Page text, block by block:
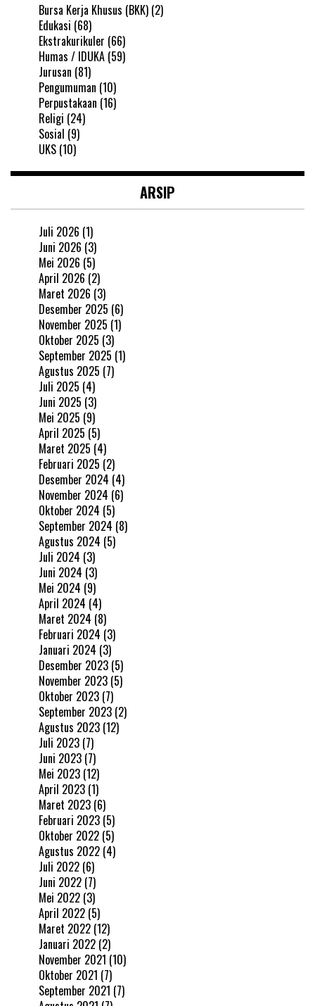
Bursa Kerja Khusus (BKK) (2)
Edukasi (68)
Ekstrakurikuler (66)
Humas / IDUKA (59)
Jurusan (81)
Pengumuman (10)
Perpustakaan (16)
Religi (24)
Sosial (9)
UKS (10)
ARSIP
Juli 2026 (1)
Juni 2026 (3)
Mei 2026 (5)
April 2026 (2)
Maret 2026 (3)
Desember 2025 (6)
November 2025 (1)
Oktober 2025 (3)
September 2025 (1)
Agustus 2025 (7)
Juli 2025 (4)
Juni 2025 (3)
Mei 2025 (9)
April 2025 (5)
Maret 2025 (4)
Februari 2025 (2)
Desember 2024 (4)
November 2024 (6)
Oktober 2024 (5)
September 2024 (8)
Agustus 2024 (5)
Juli 2024 (3)
Juni 2024 (3)
Mei 2024 (9)
April 2024 (4)
Maret 2024 (8)
Februari 2024 (3)
Januari 2024 (3)
Desember 2023 (5)
November 2023 (5)
Oktober 2023 (7)
September 2023 (2)
Agustus 2023 (12)
Juli 2023 (7)
Juni 2023 (7)
Mei 2023 (12)
April 2023 (1)
Maret 2023 (6)
Februari 2023 (5)
Oktober 2022 (5)
Agustus 2022 (4)
Juli 2022 (6)
Juni 2022 (7)
Mei 2022 (3)
April 2022 (5)
Maret 2022 (12)
Januari 2022 (2)
November 2021 (10)
Oktober 2021 (7)
September 2021 (7)